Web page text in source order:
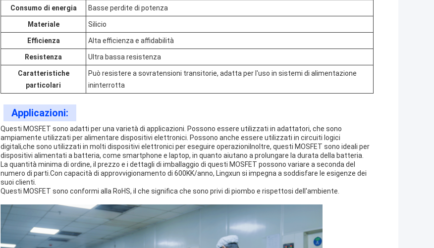
Consumo di energia Basse perdite di potenza
Materiale Silicio
Efficienza Alta efficienza e affidabilità
Resistenza Ultra bassa resistenza
Caratteristiche
particolari
Può resistere a sovratensioni transitorie, adatta per l'uso in sistemi di alimentazione
ininterrotta
Applicazioni:
Questi MOSFET sono adatti per una varietà di applicazioni. Possono essere utilizzati in adattatori, che sono
ampiamente utilizzati per alimentare dispositivi elettronici. Possono anche essere utilizzati in circuiti logici
digitali,che sono utilizzati in molti dispositivi elettronici per eseguire operazioniInoltre, questi MOSFET sono ideali per
dispositivi alimentati a batteria, come smartphone e laptop, in quanto aiutano a prolungare la durata della batteria.
La quantità minima di ordine, il prezzo e i dettagli di imballaggio di questi MOSFET possono variare a seconda del
numero di parti.Con capacità di approvvigionamento di 600KK/anno, Lingxun si impegna a soddisfare le esigenze dei
suoi clienti.
Questi MOSFET sono conformi alla RoHS, il che significa che sono privi di piombo e rispettosi dell'ambiente.